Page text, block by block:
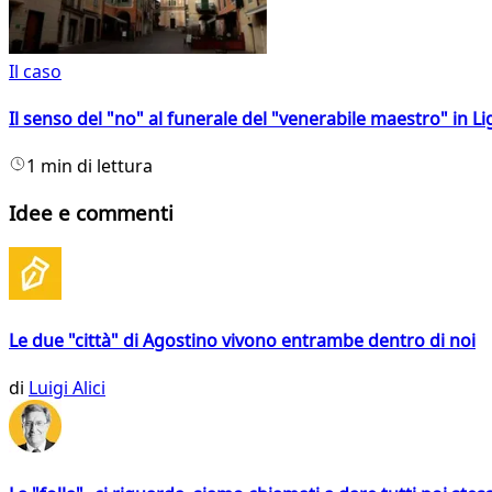
Il caso
Il senso del "no" al funerale del "venerabile maestro" in
1 min di lettura
Idee e commenti
Le due "città" di Agostino vivono entrambe dentro di noi
di Luigi Alici